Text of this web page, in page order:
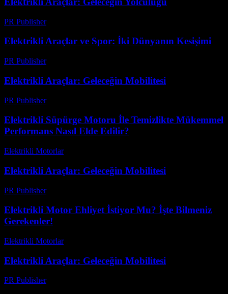
PR Publisher-
Elektrikli Araçlar ve Spor: İki Dünyanın Kesişimi
PR Publisher-
Elektrikli Araçlar: Geleceğin Mobilitesi
PR Publisher-
Elektrikli Süpürge Motoru İle Temizlikte Mükemmel
Performans Nasıl Elde Edilir?
Elektrikli Motorlar-
Elektrikli Araçlar: Geleceğin Mobilitesi
PR Publisher-
Elektrikli Motor Ehliyet İstiyor Mu? İşte Bilmeniz
Gerekenler!
Elektrikli Motorlar-
Elektrikli Araçlar: Geleceğin Mobilitesi
PR Publisher-